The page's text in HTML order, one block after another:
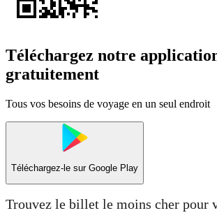
Téléchargez notre
gratuitement
Tous vos besoins de voyage en un seul endroit
Téléchargez-le sur Google Play
Trouvez le billet le moins cher pour